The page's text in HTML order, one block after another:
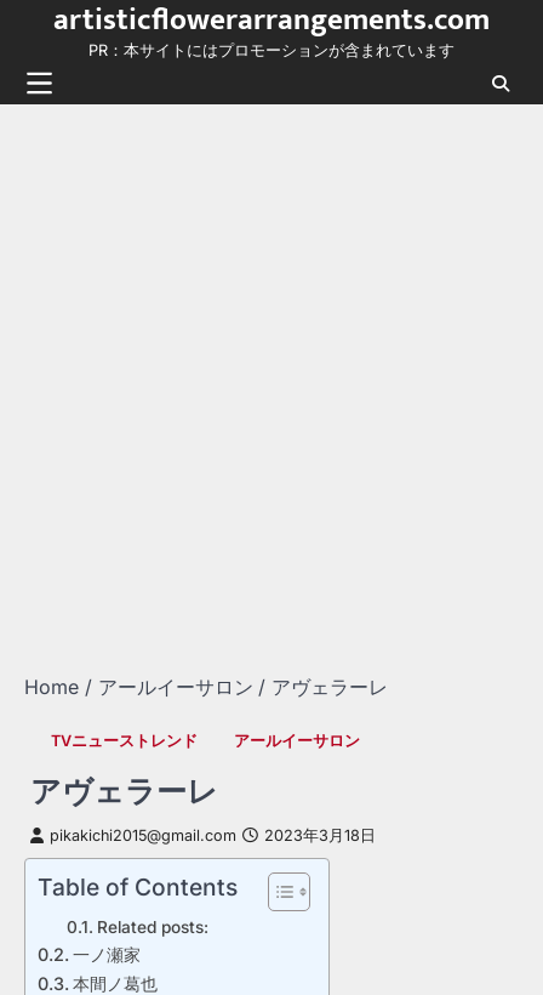
content
artisticflowerarrangements.com
PR：本サイトにはプロモーションが含まれています
Home アールイーサロン アヴェラーレ
TVニューストレンド アールイーサロン
アヴェラーレ
pikakichi2015@gmail.com 2023年3月18日
Table of Contents
Related posts:
一ノ瀬家
本間ノ葛也